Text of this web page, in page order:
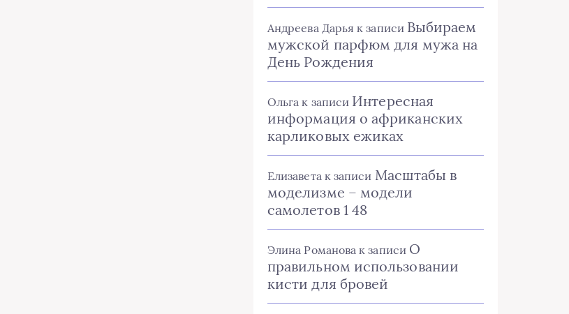
Андреева Дарья к записи Выбираем
мужской парфюм для мужа на
День Рождения
Ольга к записи Интересная
информация о африканских
карликовых ежиках
Елизаветак записи Масштабы в
моделизме – модели
самолетов 1 48
Элина Романова к записи О
правильном использовании
кисти для бровей